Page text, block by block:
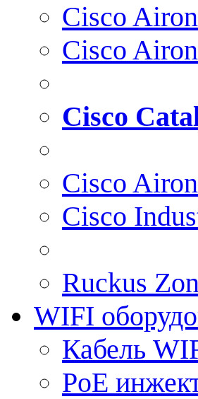
Cisco
Cisco
Cisco
Cisco
Cisco
Ruckus
WIFI
Кабель
PoE